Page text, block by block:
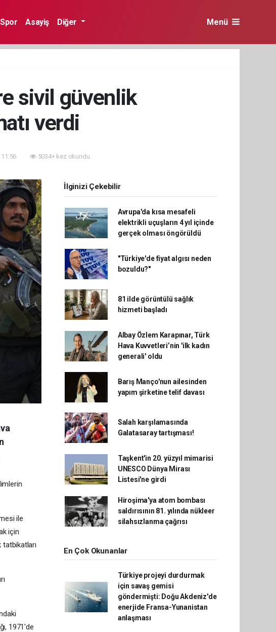
Spor Asayiş Diğer Menü
sivil güvenlik
verdi
5034+ kez okundu.
ile
için
1971'de
İlginizi Çekebilir
Avrupa'da kısa mesafeli
elektrikli uçuşların 4 yıl içinde
gerçek olması öngörüldü
"Türkiye'de fiyat algısı neden
bozuldu?"
81 ilde görüntülü sağlık
hizmeti başladı
Albay Özlem Karapınar, Türk
Hava Kuvvetleri’nin 'ilk kadın
generali' oldu
Barış Manço'nun ailesinden
yapım şirketine telif davası
Salah karşılamasında
Galatasaray tartışması!
Taşkent'in 20. yüzyıl mimarisi
UNESCO Dünya Mirası
Listesi'ne girdi
Hiroşima'ya atom bombası
saldırısının 81. yılında nükleer
silahsızlanma çağrısı
En Çok Okunanlar
Türkiye projeyi durdurmak
için savaş gemisi
göndermişti: Doğu Akdeniz'de
enerjide Fransa-Yunanistan
anlaşması